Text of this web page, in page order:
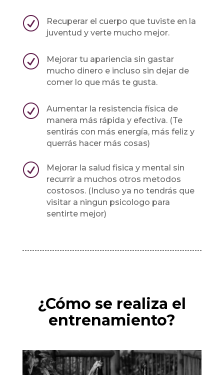
R
Recuperar el cuerpo que tuviste en la
juventud y verte mucho mejor.
R
Mejorar tu apariencia sin gastar
mucho dinero e incluso sin dejar de
comer lo que más te gusta.
R
Aumentar la resistencia física de
manera más rápida y efectiva. (Te
sentirás con más energía, más feliz y
querrás hacer más cosas)
R
Mejorar la salud fisica y mental sin
recurrir a muchos otros metodos
costosos. (Incluso ya no tendrás que
visitar a ningun psicologo para
sentirte mejor)
¿Cómo se realiza el
entrenamiento?